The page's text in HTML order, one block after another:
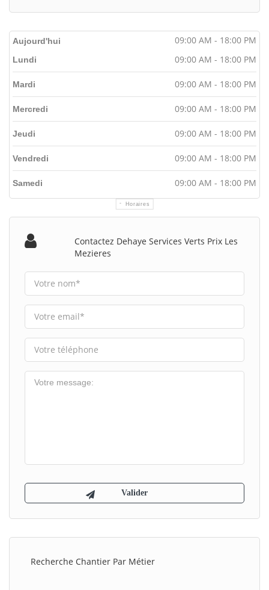
Aujourd'hui 09:00 AM - 18:00 PM
Horaires
Lundi 09:00 AM - 18:00 PM
Mardi 09:00 AM - 18:00 PM
Mercredi 09:00 AM - 18:00 PM
Jeudi 09:00 AM - 18:00 PM
Vendredi 09:00 AM - 18:00 PM
Samedi 09:00 AM - 18:00 PM
Contactez Dehaye Services Verts Prix Les
Mezieres
Recherche Chantier Par Métier